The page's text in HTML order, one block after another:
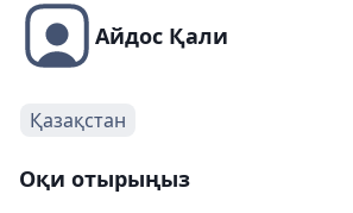
Айдос Қали
Қазақстан
Оқи отырыңыз